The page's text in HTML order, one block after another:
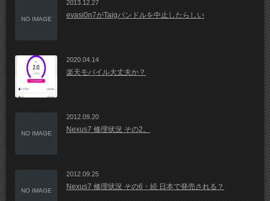
NO IMAGE
2013.12.27
evasi0n7がTaigバンドルを中止したらしい
2020.04.14
楽天モバイル大丈夫か？
NO IMAGE
2012.09.20
Nexus7 修理状況 その2。
NO IMAGE
2012.09.25
Nexus7 修理状況 その6・続 日本で発売される？